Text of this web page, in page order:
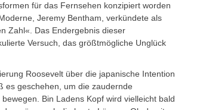
für das Fernsehen konzipiert worden
Jeremy Bentham, verkündete als
Zahl«. Das Endergebnis dieser
Versuch, das größtmögliche Unglück
Roosevelt über die japanische Intention
es geschehen, um die zaudernde
Bin Ladens Kopf wird vielleicht bald